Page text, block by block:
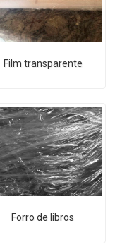
Film transparente
Forro de libros